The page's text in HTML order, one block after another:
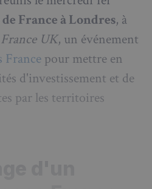
France à Londres, à
UK, un événement
France pour mettre en
d'investissement et de
par les territoires